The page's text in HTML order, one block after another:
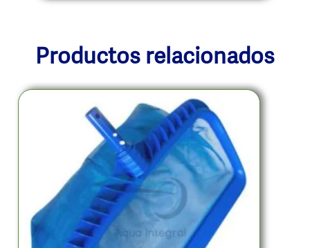
Productos relacionados